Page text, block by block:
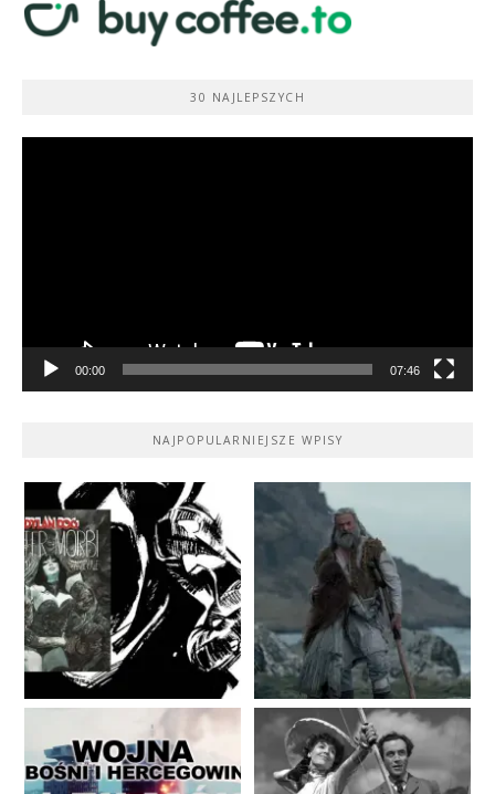
30 NAJLEPSZYCH
00:00 07:46
NAJPOPULARNIEJSZE WPISY